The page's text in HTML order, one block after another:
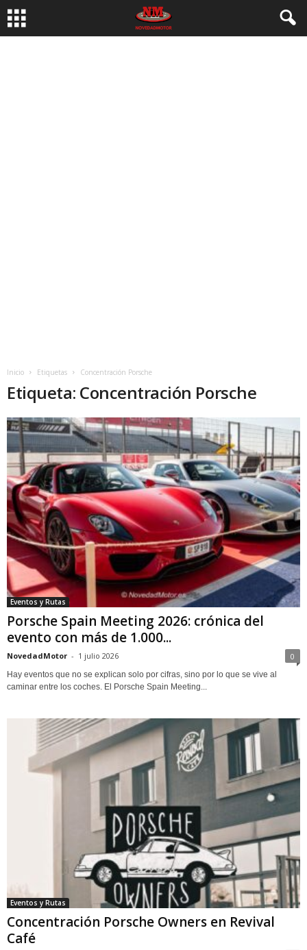
Inicio Etiquetas Concentración Porsche
Etiqueta: Concentración Porsche
Eventos y Rutas
Porsche Spain Meeting 2026: crónica del
evento con más de 1.000...
NovedadMotor - 1 julio 2026 0
Hay eventos que no se explican solo por cifras, sino por lo que se vive al
caminar entre los coches. El Porsche Spain Meeting...
Eventos y Rutas
Concentración Porsche Owners en Revival
Café